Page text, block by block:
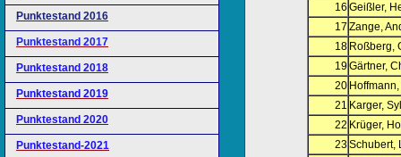
Punktestand 2016
Punktestand 2017
Punktestand 2018
Punktestand 2019
Punktestand 2020
Punktestand-2021
16 Geißler,
17 Zange,
18 Roßberg,
19Gärtner,
20
21 Karger,
22 Krüger,
23Schubert,